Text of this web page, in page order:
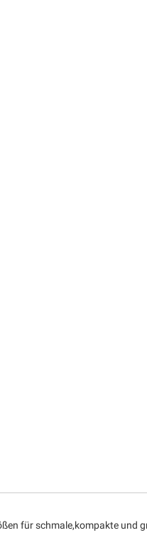
für schmale,kompakte